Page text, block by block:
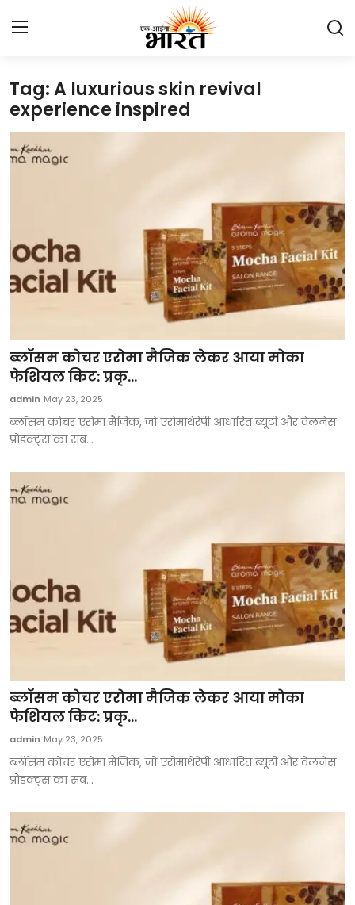
Home
प्रेस रिलीज़
लाइफस्टाइल
Contact
टेक्नोलॉजी
खेल
फैशन
संपादकीय
Tag: A luxurious skin revival
experience inspired
ब्लॉसम कोचर एरोमा मैजिक लेकर आया मोका
फेशियल किट: प्रकृ...
admin May 23, 2025
ब्लॉसम कोचर एरोमा मैजिक, जो एरोमाथेरेपी आधारित ब्यूटी और वेलनेस
प्रोडक्ट्स का सब...
ब्लॉसम कोचर एरोमा मैजिक लेकर आया मोका
फेशियल किट: प्रकृ...
admin May 23, 2025
ब्लॉसम कोचर एरोमा मैजिक, जो एरोमाथेरेपी आधारित ब्यूटी और वेलनेस
प्रोडक्ट्स का सब...